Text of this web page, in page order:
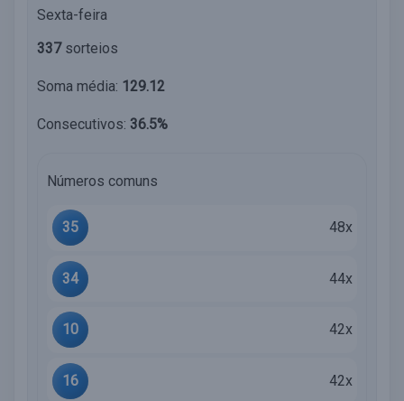
Sexta-feira
337sorteios
Soma média: 129.12
Consecutivos: 36.5%
Números comuns
35 48x
34 44x
10 42x
16 42x